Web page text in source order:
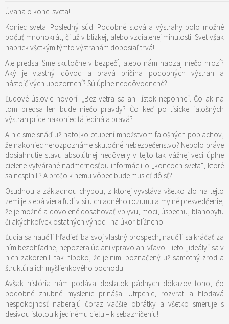
Úvaha o konci sveta!
Koniec sveta! Posledný súd! Podobné slová a výstrahy bolo možné
počuť mnohokrát, či už v blízkej, alebo vzdialenej minulosti. Svet však
napriek všetkým týmto výstrahám doposiaľ trvá!
Ale predsa! Sme skutočne v bezpečí, alebo nám naozaj niečo hrozí?
Aký je vlastný dôvod a pravá príčina podobných výstrah a
nástojčivých upozornení? Sú úplne neodôvodnené?
Ľudové úslovie hovorí: „Bez vetra sa ani lístok nepohne“. Čo ak na
tom predsa len bude niečo pravdy? Čo keď po tisícke falošných
výstrah príde nakoniec tá jediná a pravá?
A nie sme snáď už natoľko otupení množstvom falošných poplachov,
že nakoniec nerozpoznáme skutočné nebezpečenstvo? Nebolo práve
dosiahnutie stavu absolútnej nedôvery v tejto tak vážnej veci úplne
cielene vytvárané nadmernosťou informácii o „koncoch sveta“, ktoré
sa nesplnili? A prečo k nemu vôbec bude musieť dôjsť?
Osudnou a základnou chybou, z ktorej vyvstáva všetko zlo na tejto
zemi je slepá viera ľudí v silu chladného rozumu a mylné presvedčenie,
že je možné a dovolené dosahovať vplyvu, moci, úspechu, blahobytu
či akýchkoľvek ostatných výhod i na úkor blížneho.
Ľudia sa naučili hľadieť iba svoj vlastný prospech, naučili sa kráčať za
ním bezohľadne, nepozerajúc ani vpravo ani vľavo. Tieto „ideály“ sa v
nich zakorenili tak hlboko, že je nimi poznačený už samotný zrod a
štruktúra ich myšlienkového pochodu.
Avšak história nám podáva dostatok pádnych dôkazov toho, čo
podobné zhubné myslenie prináša. Utrpenie, rozvrat a hlodavá
nespokojnosť naberajú čoraz väčšie obrátky a všetko smeruje s
desivou istotou k jedinému cieľu – k sebazničeniu!